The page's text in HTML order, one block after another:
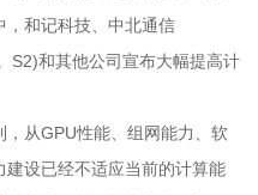
，和记科技、中北通信
S2)和其他公司宣布大幅提高计
，从GPU性能、组网能力、软
设已经不适应当前的计算能